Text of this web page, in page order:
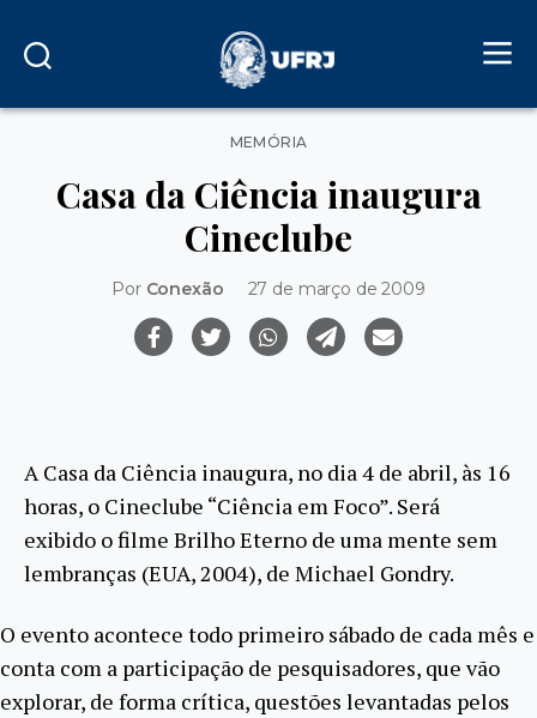
Categorias
MEMÓRIA
Casa da Ciência inaugura
Cineclube
Por Conexão 27 de março de 2009
A Casa da Ciência inaugura, no dia 4 de abril, às 16
horas, o Cineclube “Ciência em Foco”. Será
exibido o filme Brilho Eterno de uma mente sem
lembranças (EUA, 2004), de Michael Gondry.
O evento acontece todo primeiro sábado de cada mês e
conta com a participação de pesquisadores, que vão
explorar, de forma crítica, questões levantadas pelos